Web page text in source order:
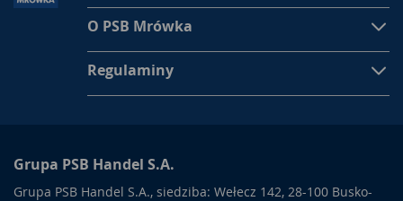
O PSB Mrówka
Regulaminy
Grupa PSB Handel S.A.
Grupa PSB Handel S.A., siedziba: Wełecz 142, 28-100 Busko-